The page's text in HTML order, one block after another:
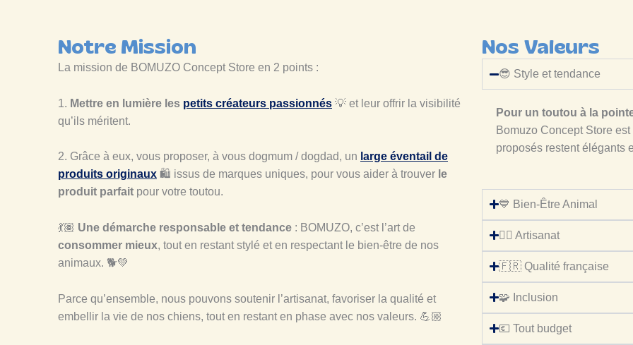
Notre Mission
La mission de BOMUZO Concept Store en 2 points :
1. Mettre en lumière les petits créateurs passionnés 💡 et leur offrir la visibilité
qu’ils méritent.
2. Grâce à eux, vous proposer, à vous dogmum / dogdad, un large éventail de
produits originaux 🛍️ issus de marques uniques, pour vous aider à trouver le
produit parfait pour votre toutou.
💃🏽 Une démarche responsable et tendance : BOMUZO, c’est l’art de
consommer mieux, tout en restant stylé et en respectant le bien-être de nos
animaux. 🐕💚
Parce qu’ensemble, nous pouvons soutenir l’artisanat, favoriser la qualité et
embellir la vie de nos chiens, tout en restant en phase avec nos valeurs. 💪🏼
Nos Valeurs
😎 Style et tendance
Pour un toutou à la
Bomuzo Concept Store
proposés restent élégants
💙 Bien-Être Animal
✍🏼 Artisanat
🇫🇷 Qualité française
🧩 Inclusion
💶 Tout budget